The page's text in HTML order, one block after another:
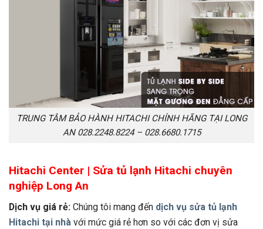
TRUNG TÂM BẢO HÀNH HITACHI CHÍNH HÃNG TẠI LONG
AN 028.2248.8224 – 028.6680.1715
Hitachi Center | Sửa tủ lạnh Hitachi chuyên
nghiệp Long An
Dịch vụ giá rẻ: Chúng tôi mang đến dịch vụ sửa tủ lạnh
Hitachi tại nhà với mức giá rẻ hơn so với các đơn vị sửa